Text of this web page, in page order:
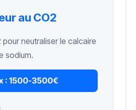
au CO2
pour neutraliser le calcaire
sodium.
: 1500-3500€